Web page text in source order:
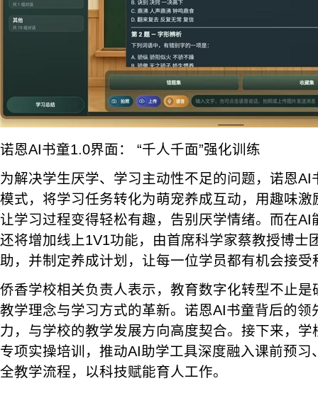
诺恩AI书童1.0界面： “千人千面”强化训练
为解决学生厌学、学习主动性不足的问题，诺恩AI
模式，将学习任务转化为萌宠养成互动，用趣味
让学习过程变得轻松有趣，告别厌学情绪。而在AI
还将增加线上1V1功能，由首席科学家蔡教授博士
助，并制定养成计划，让每一位学员都有机会接受
侨香学校相关负责人表示，教育数字化转型不止
教学理念与学习方式的革新。诺恩AI书童背后的领
力，与学校的教学发展方向高度契合。接下来，
专项实操培训，推动AI助学工具深度融入课前预习
全教学流程，以科技赋能育人工作。